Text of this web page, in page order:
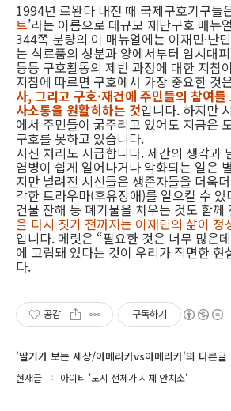
1994년 르완다 내전 때 국제구호기구들
트’라는 이름으로 대규모 재난구호 매뉴
344쪽 분량의 이 매뉴얼에는 이재민·난
는 식료품의 성분과 양에서부터 임시대
등등 구호활동의 제반 과정에 대한 지침
지침에 따르면 구호에서 가장 중요한 것
사, 그리고 구호·재건에 주민들의 참여
사소통을 원활히하는 것입니다. 하지만
에서 주민들이 굶주리고 있어도 지금은
구호를 못하고 있습니다.
시신 처리도 시급합니다. 세간의 생각과
염병이 쉽게 일어나거나 악화되는 일은
지만 널려진 시신들은 생존자들을 더욱
각한 트라우마(후유장애)를 일으킬 수 있
건물 잔해 등 폐기물을 치우는 것도 함께
을 다시 짓기 전까지는 이재민의 삶이 정
입니다. 메릿은 “필요한 것은 너무 많은
에 고립돼 있다는 것이 우리가 직면한 현
다.
공감 구독하기
'딸기가 보는 세상/아메리카vs아메리카'의 다른글
현재글 아이티 '도시 전체가 시체 안치소'